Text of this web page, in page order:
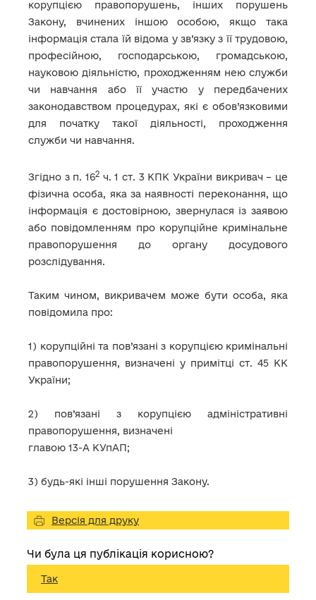
корупцією правопорушень, інших порушень
Закону, вчинених іншою особою, якщо така
інформація стала їй відома у зв’язку з її трудовою,
професійною, господарською, громадською,
науковою діяльністю, проходженням нею служби
чи навчання або її участю у передбачених
законодавством процедурах, які є обов’язковими
для початку такої діяльності, проходження
служби чи навчання.
Згідно з п. 162 ч. 1 ст. 3 КПК України викривач – це
фізична особа, яка за наявності переконання, що
інформація є достовірною, звернулася із заявою
або повідомленням про корупційне кримінальне
правопорушення до органу досудового
розслідування.
Таким чином, викривачем може бути особа, яка
повідомила про:
1) корупційні та пов’язані з корупцією кримінальні
правопорушення, визначені у примітці ст. 45 КК
України;
2) пов’язані з корупцією адміністративні
правопорушення, визначені
главою 13-А КУпАП;
3) будь-які інші порушення Закону.
Версія для друку
Чи була ця публікація корисною?
Так